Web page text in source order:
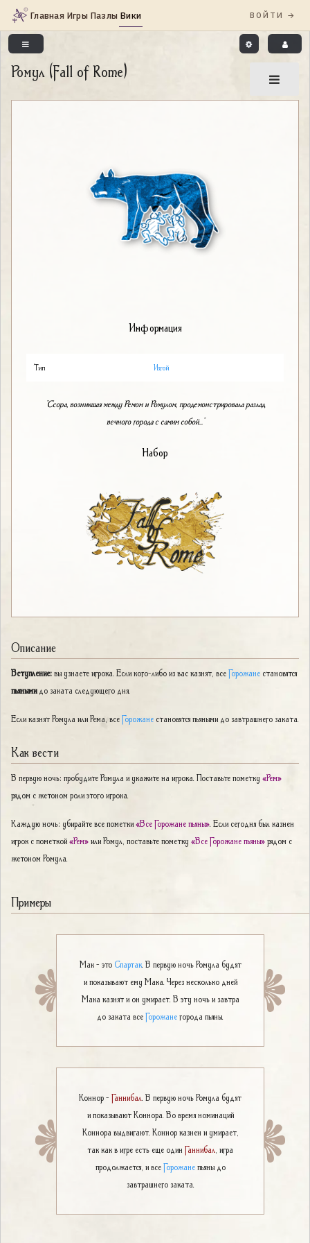
Ромул (Fall of Rome)
Информация
Тип Изгой
"Ссора, возникшая между Ремом и Ромулом, продемонстрировала разлад
вечного города с самим собой..."
Набор
Описание
Вступление:вы узнаете игрока. Если кого-либо из вас казнят, всеГорожане становятся
пьянымидо заката следующего дня.
Если казнят Ромула или Рема, всеГорожане становятся пьяными до завтрашнего заката.
Как вести
В первую ночь: пробудите Ромула и укажите на игрока. Поставьте пометку «Рем»
рядом с жетоном роли этого игрока.
Каждую ночь: убирайте все пометки«Все Горожане пьяны» . Если сегодня был казнен
игрок с пометкой«Рем»или Ромул, поставьте пометку «Все Горожане пьяны»рядом с
жетоном Ромула.
Примеры
Мак - это Спартак. В первую ночь Ромула будят
и показывают ему Мака. Через несколько дней
Мака казнят и он умирает. В эту ночь и завтра
до заката всеГорожанегорода пьяны.
Коннор - Ганнибал . В первую ночь Ромула будят
и показывают Коннора. Во время номинаций
Коннора выдвигают. Коннор казнен и умирает,
так как в игре есть еще один Ганнибал , игра
продолжается, и всеГорожанепьяны до
завтрашнего заката.